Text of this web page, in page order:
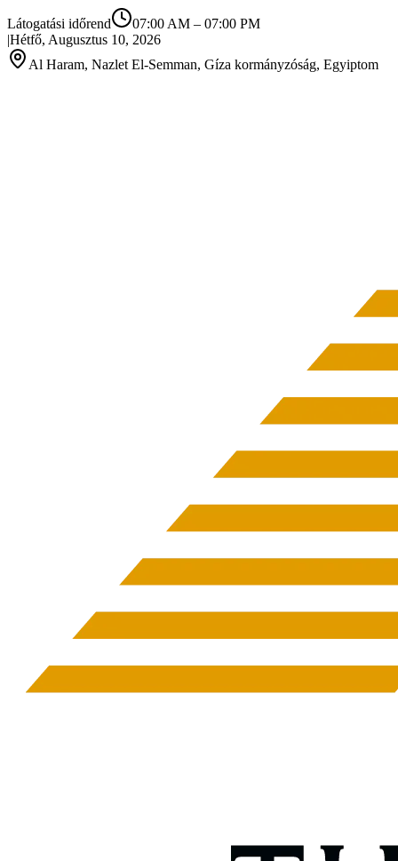
Látogatási időrend 07:00 AM – 07:00 PM
|Hétfő, Augusztus 10, 2026
Al Haram, Nazlet El-Semman, Gíza kormányzóság, Egyiptom